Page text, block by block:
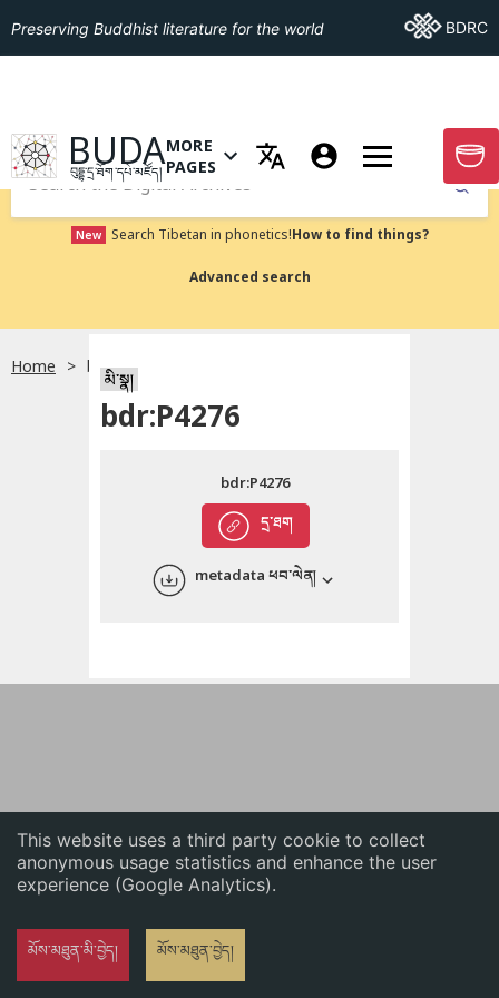
This website uses a third party cookie to collect
anonymous usage statistics and enhance the user
experience (Google Analytics).
མོས་མཐུན་མི་བྱེད། མོས་མཐུན་བྱེད།
English
Preserving Buddhist literature for the world Go ToBDRC
GO TO HOMEPAGE
BUDA
བུདྡྷ་དྲ་ཐོག་དཔེ་མཛོད།
OPEN MENU OF MORE PAGES
MORE
PAGES
GO
Submit
New Search Tibetan in phonetics!How to find things?
Advanced search
Home bdr:P4276
མི་སྣ།
bdr:P4276
དྲ་ཐག
bdr:P4276
metadata ཕབ་ལེན།